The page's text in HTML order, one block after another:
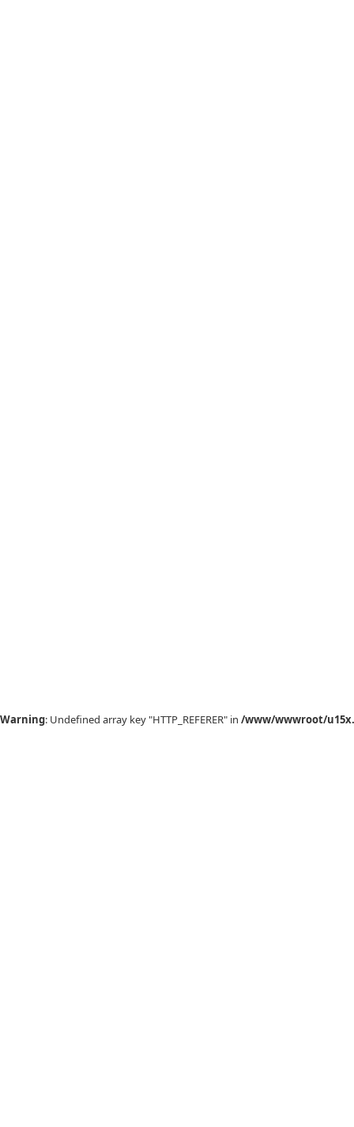
Warning: Undefined array key "HTTP_REFERER" in /www/wwwroot/